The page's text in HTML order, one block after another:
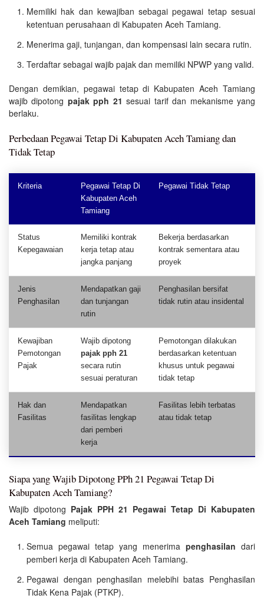
Memiliki hak dan kewajiban sebagai pegawai tetap sesuai
ketentuan perusahaan di Kabupaten Aceh Tamiang.
Menerima gaji, tunjangan, dan kompensasi lain secara rutin.
Terdaftar sebagai wajib pajak dan memiliki NPWP yang valid.
Dengan demikian, pegawai tetap di Kabupaten Aceh Tamiang
wajib dipotong pajak pph 21 sesuai tarif dan mekanisme yang
berlaku.
Perbedaan Pegawai Tetap Di Kabupaten Aceh Tamiang dan
Tidak Tetap
Kriteria
Pegawai Tetap Di
Kabupaten Aceh
Tamiang
Pegawai Tidak Tetap
Status
Kepegawaian
Memiliki kontrak
kerja tetap atau
jangka panjang
Bekerja berdasarkan
kontrak sementara atau
proyek
Jenis
Penghasilan
Mendapatkan gaji
dan tunjangan
rutin
Penghasilan bersifat
tidak rutin atau insidental
Kewajiban
Pemotongan
Pajak
Wajib dipotong
pajak pph 21
secara rutin
sesuai peraturan
Pemotongan dilakukan
berdasarkan ketentuan
khusus untuk pegawai
tidak tetap
Hak dan
Fasilitas
Mendapatkan
fasilitas lengkap
dari pemberi
kerja
Fasilitas lebih terbatas
atau tidak tetap
Siapa yang Wajib Dipotong PPh 21 Pegawai Tetap Di
Kabupaten Aceh Tamiang?
Wajib dipotong Pajak PPH 21 Pegawai Tetap Di Kabupaten
Aceh Tamiang meliputi:
Semua pegawai tetap yang menerima penghasilan dari
pemberi kerja di Kabupaten Aceh Tamiang.
Pegawai dengan penghasilan melebihi batas Penghasilan
Tidak Kena Pajak (PTKP).